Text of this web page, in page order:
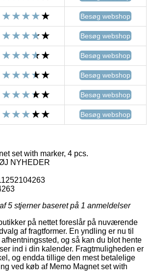
Besøg webshop
Besøg webshop
Besøg webshop
Besøg webshop
Besøg webshop
Besøg webshop
set with marker, 4 pcs.
NYHEDER
5 stjerner baseret på 1 anmeldelser
på nettet foreslår på nuværende
af fragtformer. En yndling er nu til
og så kan du blot hente
ind i din kalender. Fragtmuligheden er
og endda tillige den mest betalelige
ved køb af Memo Magnet set with